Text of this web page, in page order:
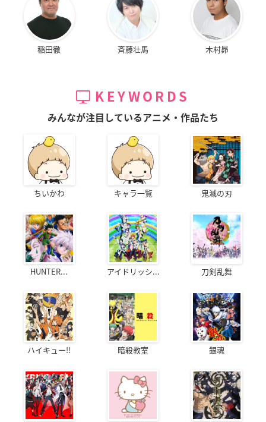
稲田徹 斉藤壮馬 木村昴
KEYWORDS
みんなが注目しているアニメ・作品たち
ちいかわ キャラ一覧 鬼滅の刃
HUNTER... アイドリッシ... 刀剣乱舞
ハイキュー!! 暗殺教室 銀魂